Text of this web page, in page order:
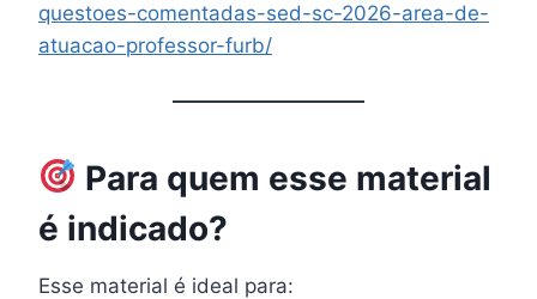
questoes-comentadas-sed-sc-2026-area-de-
atuacao-professor-furb/
Para quem esse material
é indicado?
Esse material é ideal para: